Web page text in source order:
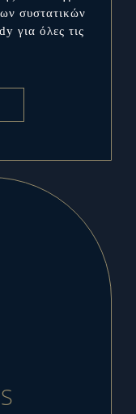
συστατικών
για όλες τις